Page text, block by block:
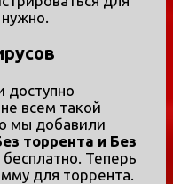
нужно.
доступно
всем такой
мы добавили
торрента и Без
Теперь
для торрента.